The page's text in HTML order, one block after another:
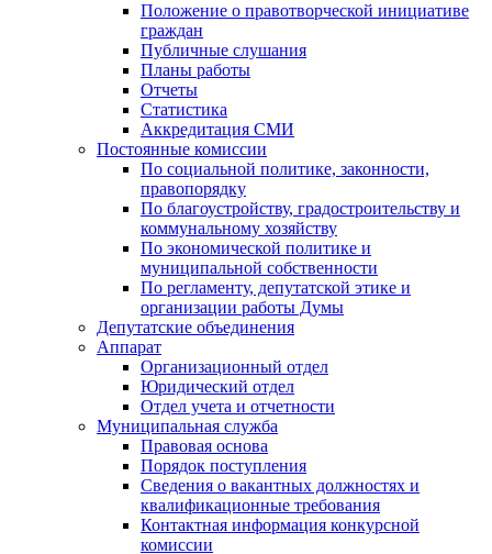
Положение о правотворческой инициативе
граждан
Публичные слушания
Планы работы
Отчеты
Статистика
Аккредитация СМИ
Постоянные комиссии
По социальной политике, законности,
правопорядку
По благоустройству, градостроительству и
коммунальному хозяйству
По экономической политике и
муниципальной собственности
По регламенту, депутатской этике и
организации работы Думы
Депутатские объединения
Аппарат
Организационный отдел
Юридический отдел
Отдел учета и отчетности
Муниципальная служба
Правовая основа
Порядок поступления
Сведения о вакантных должностях и
квалификационные требования
Контактная информация конкурсной
комиссии